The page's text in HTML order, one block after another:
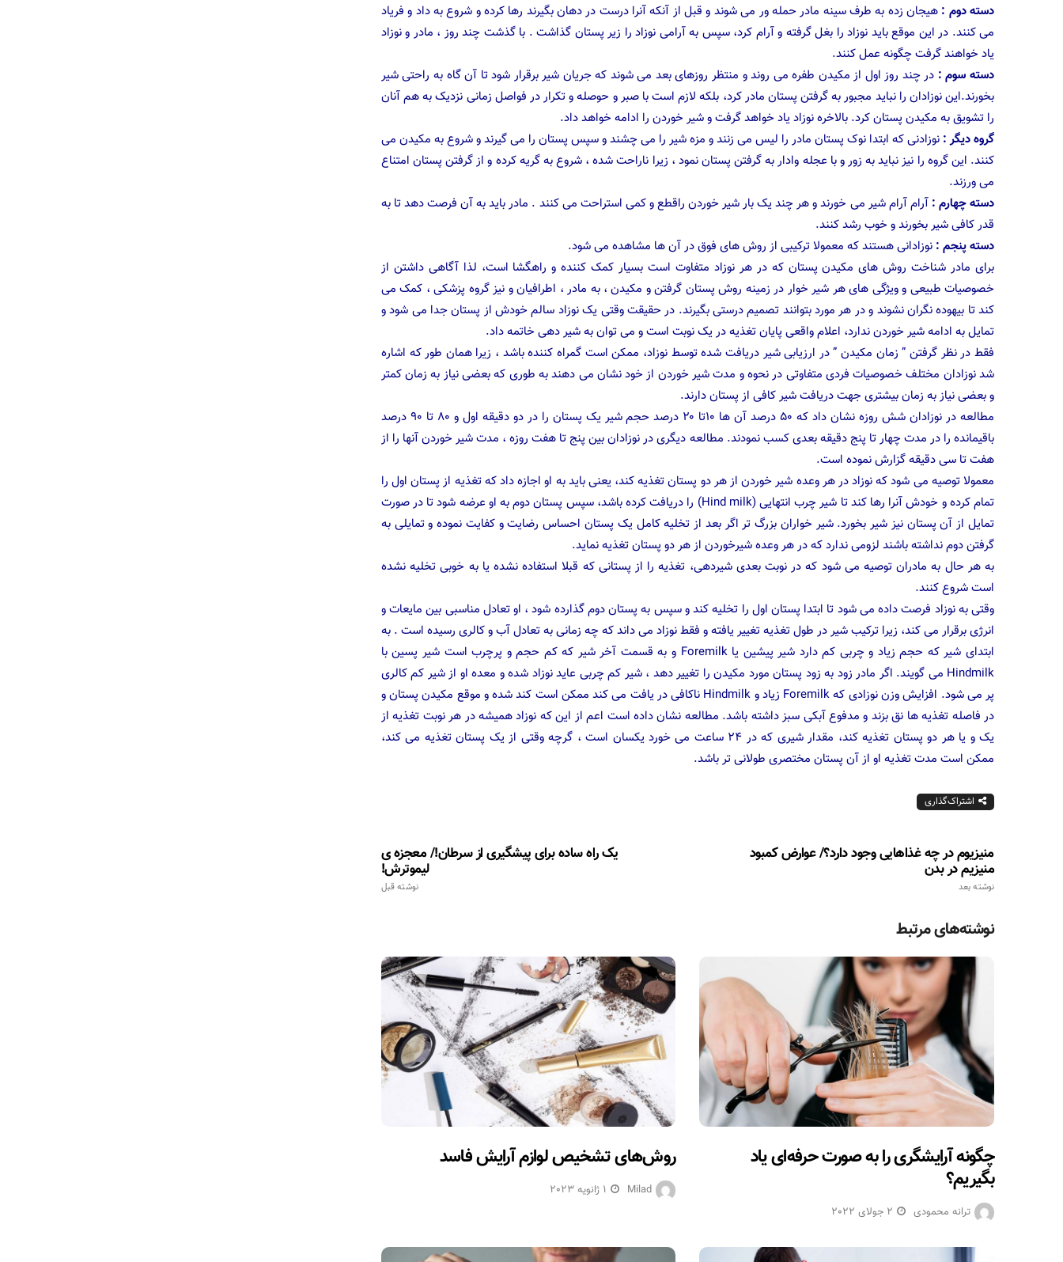
دسته دوم : هیجان زده به طرف سینه مادر حمله ور می شوند و قبل از آنکه آنرا درست در دهان بگیرند رها کرده و شروع به داد و فریاد
می کنند. در این موقع باید نوزاد را بغل گرفته و آرام کرد، سپس به آرامی نوزاد را زیر پستان گذاشت . با گذشت چند روز ، مادر و نوزاد
یاد خواهند گرفت چگونه عمل کنند.
دسته سوم : در چند روز اول از مکیدن طفره می روند و منتظر روزهای بعد می شوند که جریان شیر برقرار شود تا آن گاه به راحتی شیر
بخورند.این نوزادان را نباید مجبور به گرفتن پستان مادر کرد، بلکه لازم است با صبر و حوصله و تکرار در فواصل زمانی نزدیک به هم آنان
را تشویق به مکیدن پستان کرد. بالاخره نوزاد یاد خواهد گرفت و شیر خوردن را ادامه خواهد داد.
گروه دیگر : نوزادنی که ابتدا نوک پستان مادر را لیس می زنند و مزه شیر را می چشند و سپس پستان را می گیرند و شروع به مکیدن می
کنند. این گروه را نیز نباید به زور و با عجله وادار به گرفتن پستان نمود ، زیرا ناراحت شده ، شروع به گریه کرده و از گرفتن پستان امتناع
می ورزند.
دسته چهارم :آرام آرام شیر می خورند و هر چند یک بار شیر خوردن راقطع و کمی استراحت می کنند . مادر باید به آن فرصت دهد تا به
قدر کافی شیر بخورند و خوب رشد کنند.
دسته پنجم : نوزادانی هستند که معمولا ترکیبی از روش های فوق در آن ها مشاهده می شود.
برای مادر شناخت روش های مکیدن پستان که در هر نوزاد متفاوت است بسیار کمک کننده و راهگشا است، لذا آگاهی داشتن از
خصوصیات طبیعی و ویژگی های هر شیر خوار در زمینه روش پستان گرفتن و مکیدن ، به مادر ، اطرافیان و نیز گروه پزشکی ، کمک می
کند تا بیهوده نگران نشوند و در هر مورد بتوانند تصمیم درستی بگیرند. در حقیقت وقتی یک نوزاد سالم خودش از پستان جدا می شود و
تمایل به ادامه شیر خوردن ندارد، اعلام واقعی پایان تغذیه در یک نوبت است و می توان به شیر دهی خاتمه داد.
فقط در نظر گرفتن ” زمان مکیدن ” در ارزیابی شیر دریافت شده توسط نوزاد، ممکن است گمراه کننده باشد ، زیرا همان طور که اشاره
شد نوزادان مختلف خصوصیات فردی متفاوتی در نحوه و مدت شیر خوردن از خود نشان می دهند به طوری که بعضی نیاز به زمان کمتر
و بعضی نیاز به زمان بیشتری جهت دریافت شیر کافی از پستان دارند.
مطالعه در نوزادان شش روزه نشان داد که ۵۰ درصد آن ها ۱۰تا ۲۰ درصد حجم شیر یک پستان را در دو دقیقه اول و ۸۰ تا ۹۰ درصد
باقیمانده را در مدت چهار تا پنج دقیقه بعدی کسب نمودند. مطالعه دیگری در نوزادان بین پنج تا هفت روزه ، مدت شیر خوردن آنها را از
هفت تا سی دقیقه گزارش نموده است.
معمولا توصیه می شود که نوزاد در هر وعده شیر خوردن از هر دو پستان تغذیه کند، یعنی باید به او اجازه داد که تغذیه از پستان اول را
تمام کرده و خودش آنرا رها کند تا شیر چرب انتهایی (Hind milk) را دریافت کرده باشد، سپس پستان دوم به او عرضه شود تا در صورت
تمایل از آن پستان نیز شیر بخورد. شیر خواران بزرگ تر اگر بعد از تخلیه کامل یک پستان احساس رضایت و کفایت نموده و تمایلی به
گرفتن دوم نداشته باشند لزومی ندارد که در هر وعده شیرخوردن از هر دو پستان تغذیه نماید.
به هر حال به مادران توصیه می شود که در نوبت بعدی شیردهی، تغذیه را از پستانی که قبلا استفاده نشده یا به خوبی تخلیه نشده
است شروع کنند.
وقتی به نوزاد فرصت داده می شود تا ابتدا پستان اول را تخلیه کند و سپس به پستان دوم گذارده شود ، او تعادل مناسبی بین مایعات و
انرژی برقرار می کند، زیرا ترکیب شیر در طول تغذیه تغییر یافته و فقط نوزاد می داند که چه زمانی به تعادل آب و کالری رسیده است . به
ابتدای شیر که حجم زیاد و چربی کم دارد شیر پیشین یا Foremilk و به قسمت آخر شیر که کم حجم و پرچرب است شیر پسین با
Hindmilk می گویند. اگر مادر زود به زود پستان مورد مکیدن را تغییر دهد ، شیر کم چربی عاید نوزاد شده و معده او از شیر کم کالری
پر می شود. افزایش وزن نوزادی که Foremilk زیاد و Hindmilk ناکافی در یافت می کند ممکن است کند شده و موقع مکیدن پستان و
در فاصله تغذیه ها نق بزند و مدفوع آبکی سبز داشته باشد. مطالعه نشان داده است اعم از این که نوزاد همیشه در هر نوبت تغذیه از
یک و یا هر دو پستان تغذیه کند، مقدار شیری که در ۲۴ ساعت می خورد یکسان است ، گرچه وقتی از یک پستان تغذیه می کند،
ممکن است مدت تغذیه او از آن پستان مختصری طولانی تر باشد.
اشتراک‌گذاری
یک راه ساده برای پیشگیری از سرطان!/ معجزه ی
لیموترش!
نوشته قبل
منیزیوم در چه غذاهایی وجود دارد؟/ عوارض کمبود
منیزیم در بدن
نوشته بعد
نوشته‌های مرتبط
روش‌های تشخیص لوازم آرایش فاسد
Milad 1 ژانویه 2023
چگونه آرایشگری را به صورت حرفه‌ای یاد
بگیریم؟
ترانه محمودی 2 جولای 2022